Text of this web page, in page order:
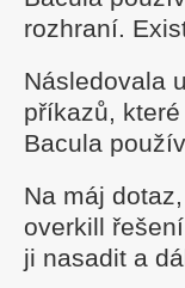
rozhraní.
Následovala
příkazů,
Bacula
Na máj
overkill
ji nasadit a